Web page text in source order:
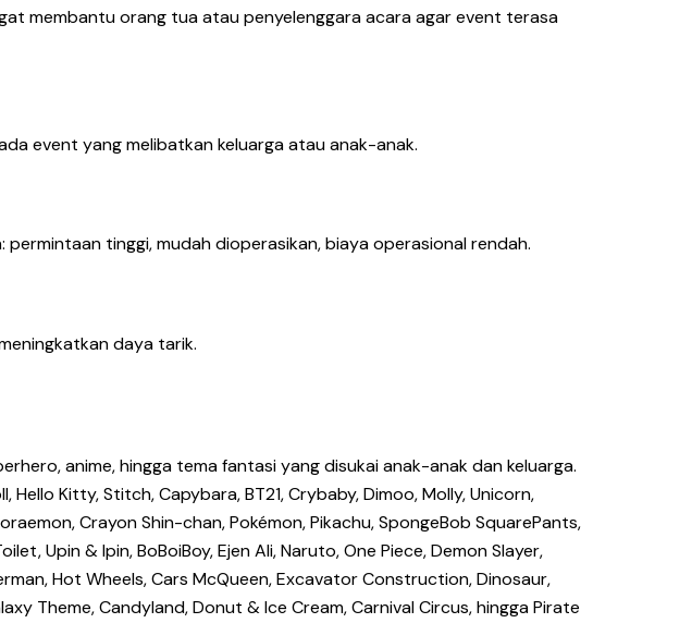
membantu orang tua atau penyelenggara acara agar event terasa
event yang melibatkan keluarga atau anak-anak.
tinggi, mudah dioperasikan, biaya operasional rendah.
daya tarik.
anime, hingga tema fantasi yang disukai anak-anak dan keluarga.
Kitty, Stitch, Capybara, BT21, Crybaby, Dimoo, Molly, Unicorn,
Crayon Shin-chan, Pokémon, Pikachu, SpongeBob SquarePants,
Upin & Ipin, BoBoiBoy, Ejen Ali, Naruto, One Piece, Demon Slayer,
Hot Wheels, Cars McQueen, Excavator Construction, Dinosaur,
Theme, Candyland, Donut & Ice Cream, Carnival Circus, hingga Pirate